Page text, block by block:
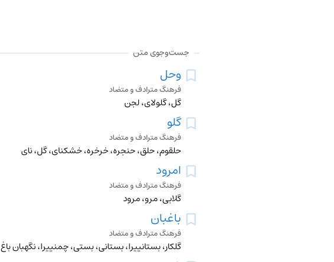
جست‌وجوی متن
وحل
فرهنگ مترادف و متضاد
گل، گلولای، لجن
گلو
فرهنگ مترادف و متضاد
حلقوم، حلق، حنجره، خرخره، خشکنای، گل، نای
امرود
فرهنگ مترادف و متضاد
گلابی، مرو، مرود
باغبان
فرهنگ مترادف و متضاد
گلکار، بستانپیرا، بستانی، بستی، چمنپیرا، نگهبان باغ